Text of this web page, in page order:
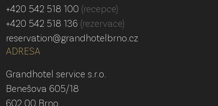
ADRESA
Grandhotel service s.r.o.
Benešova 605/18
602 00 Brno
+420 542 518 100 (recepce)
+420 542 518 136 (rezervace)
reservation@grandhotelbrno.cz